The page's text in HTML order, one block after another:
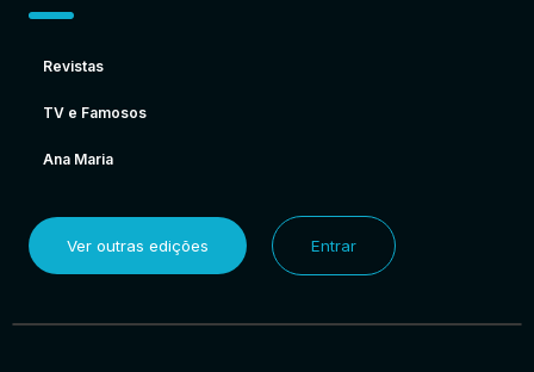
Revistas
TV e Famosos
Ana Maria
Ver outras edições Entrar